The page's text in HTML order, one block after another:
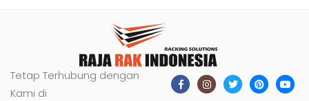
Tetap Terhubung dengan
Kami di